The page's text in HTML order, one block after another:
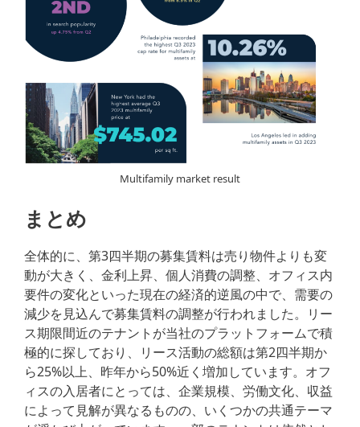
Multifamily market result
まとめ
全体的に、第3四半期の募集賃料は売り物件よりも変
動が大きく、金利上昇、個人消費の調整、オフィス内
要件の変化といった現在の経済的逆風の中で、需要の
減少を見込んで募集賃料の調整が行われました。リー
ス期限間近のテナントが当社のプラットフォームで積
極的に探しており、リース活動の総額は第2四半期か
ら25%以上、昨年から50%近く増加しています。オフ
ィスの入居者にとっては、企業規模、労働文化、収益
によって見解が異なるものの、いくつかの共通テーマ